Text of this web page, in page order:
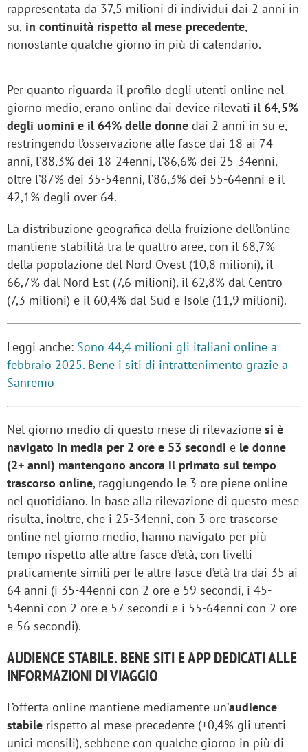
rappresentata da 37,5 milioni di individui dai 2 anni in
su, in continuità rispetto al mese precedente,
nonostante qualche giorno in più di calendario.
Per quanto riguarda il profilo degli utenti online nel
giorno medio, erano online dai device rilevati il 64,5%
degli uomini e il 64% delle donne dai 2 anni in su e,
restringendo l’osservazione alle fasce dai 18 ai 74
anni, l’88,3% dei 18-24enni, l’86,6% dei 25-34enni,
oltre l’87% dei 35-54enni, l’86,3% dei 55-64enni e il
42,1% degli over 64.
La distribuzione geografica della fruizione dell’online
mantiene stabilità tra le quattro aree, con il 68,7%
della popolazione del Nord Ovest (10,8 milioni), il
66,7% dal Nord Est (7,6 milioni), il 62,8% dal Centro
(7,3 milioni) e il 60,4% dal Sud e Isole (11,9 milioni).
Leggi anche: Sono 44,4 milioni gli italiani online a
febbraio 2025. Bene i siti di intrattenimento grazie a
Sanremo
Nel giorno medio di questo mese di rilevazione si è
navigato in media per 2 ore e 53 secondi e le donne
(2+ anni) mantengono ancora il primato sul tempo
trascorso online, raggiungendo le 3 ore piene online
nel quotidiano. In base alla rilevazione di questo mese
risulta, inoltre, che i 25-34enni, con 3 ore trascorse
online nel giorno medio, hanno navigato per più
tempo rispetto alle altre fasce d’età, con livelli
praticamente simili per le altre fasce d’età tra dai 35 ai
64 anni (i 35-44enni con 2 ore e 59 secondi, i 45-
54enni con 2 ore e 57 secondi e i 55-64enni con 2 ore
e 56 secondi).
AUDIENCE STABILE. BENE SITI E APP DEDICATI ALLE
INFORMAZIONI DI VIAGGIO
L’offerta online mantiene mediamente un’audience
stabile rispetto al mese precedente (+0,4% gli utenti
unici mensili), sebbene con qualche giorno in più di